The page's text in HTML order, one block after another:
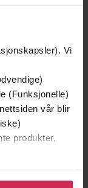
Vi
(Funksjonelle)
vår blir
produkter,
til å